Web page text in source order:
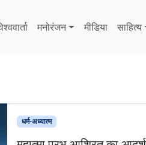
मनोरंजन मीडिया साहित्‍य
धर्म-अध्यात्म